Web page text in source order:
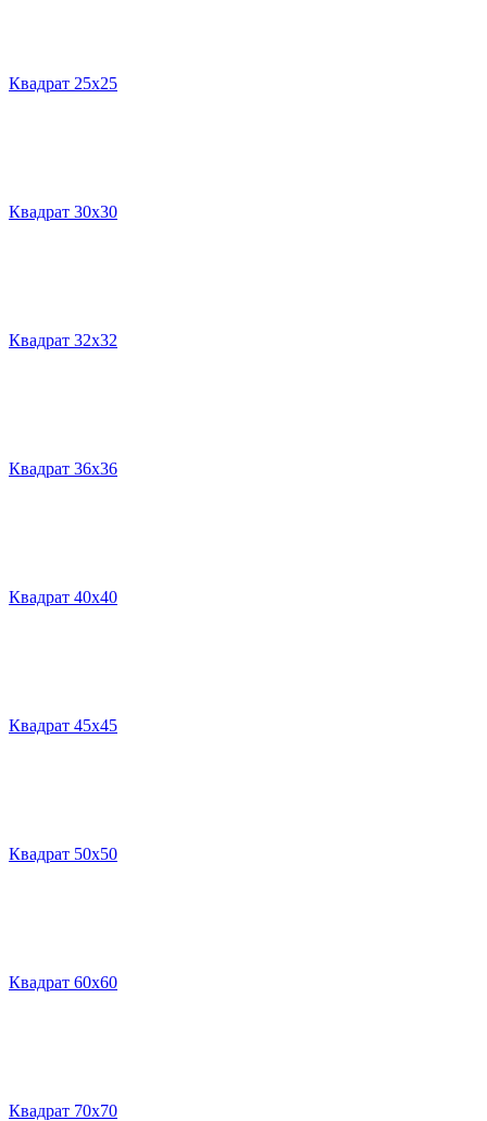
Квадрат 25х25
Квадрат 30х30
Квадрат 32х32
Квадрат 36х36
Квадрат 40х40
Квадрат 45х45
Квадрат 50х50
Квадрат 60х60
Квадрат 70х70